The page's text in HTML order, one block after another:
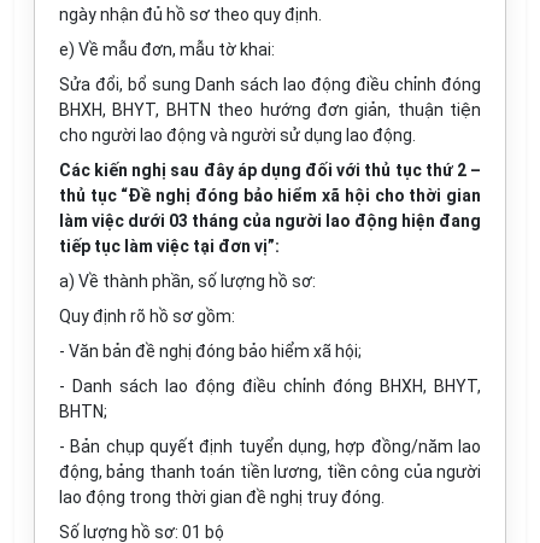
ngày nhận đủ hồ sơ theo quy định.
e) Về mẫu đơn, mẫu tờ khai:
Sửa đổi, bổ sung Danh sách lao động điều chỉnh đóng
BHXH, BHYT, BHTN theo hướng đơn giản, thuận tiện
cho người lao động và người sử dụng lao động.
Các kiến nghị sau đây áp dụng đối với thủ tục thứ 2 –
thủ tục “Đề nghị đóng bảo hiểm xã hội cho thời gian
làm việc dưới 03 tháng của người lao động hiện đang
tiếp tục làm việc tại đơn vị”:
a) Về thành phần, số lượng hồ sơ:
Quy định rõ hồ sơ gồm:
- Văn bản đề nghị đóng bảo hiểm xã hội;
- Danh sách lao động điều chỉnh đóng BHXH, BHYT,
BHTN;
- Bản chụp quyết định tuyển dụng, hợp đồng/năm lao
động, bảng thanh toán tiền lương, tiền công của người
lao động trong thời gian đề nghị truy đóng.
Số lượng hồ sơ: 01 bộ